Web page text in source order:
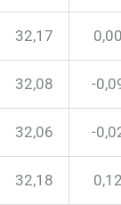
32,17
32,08 -
32,06 -
32,18